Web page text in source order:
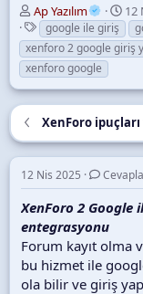
K
o
n
u
y
u
B
ş
l
a
t
a
n
Ap Yazılım
B
a
ş
l
n
g
ı
ç
t
a
r
i
12
E
t
i
k
e
t
e
r
google ile giriş
xenforo 2 google giriş
xenforo google
XenForo ipuçları
12 Nis 2025
XenForo 2 Google
entegrasyonu
Forum kayıt olma
bu hizmet ile
ola bilir ve giriş